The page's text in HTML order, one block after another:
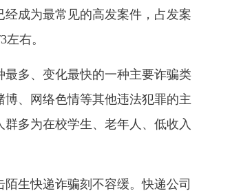
成为最常见的高发案件，占发案
右。
多、变化最快的一种主要诈骗类
、网络色情等其他违法犯罪的主
多为在校学生、老年人、低收入
生快递诈骗刻不容缓。快递公司